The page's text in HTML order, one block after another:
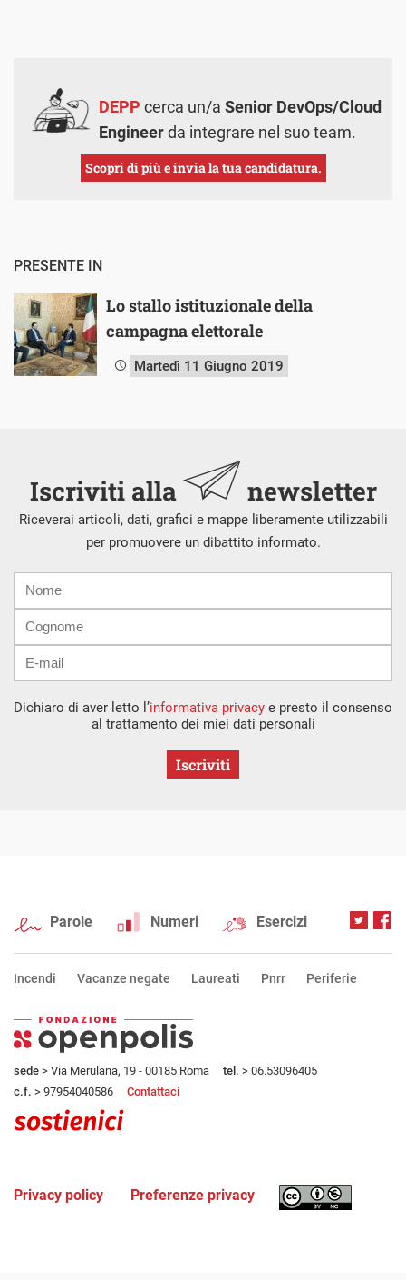
DEPP cerca un/a Senior DevOps/Cloud
Engineerda integrare nel suo team.
Scopri di più e invia la tua candidatura.
PRESENTE IN
Lo stallo istituzionale della
campagna elettorale
Martedì 11 Giugno 2019
Iscriviti alla newsletter
Riceverai articoli, dati, grafici e mappe liberamente utilizzabili
per promuovere un dibattito informato.
mail
Dichiaro di aver letto l’informativa privacy e presto il consenso
al trattamento dei miei dati personali
Iscriviti
Parole Numeri Esercizi
Incendi Vacanze negate Laureati Pnrr Periferie
sede > Via Merulana, 19 - 00185 Roma tel. > 06.53096405
c.f. > 97954040586 Contattaci
Privacy policy Preferenze privacy